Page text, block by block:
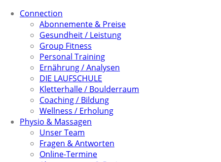
Connection
Abonnemente & Preise
Gesundheit / Leistung
Group Fitness
Personal Training
Ernährung / Analysen
DIE LAUFSCHULE
Kletterhalle / Boulderraum
Coaching / Bildung
Wellness / Erholung
Physio & Massagen
Unser Team
Fragen & Antworten
Online-Termine